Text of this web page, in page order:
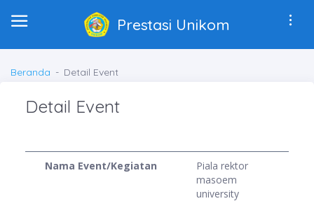
Prestasi Unikom
Beranda Detail Event
Detail Event
Nama Event/Kegiatan
Piala rektor
masoem
university